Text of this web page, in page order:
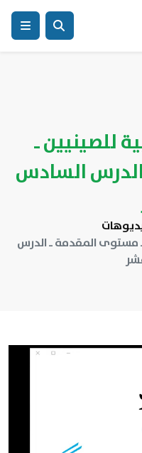
للصينيين ـ
السادس
ـ مستوى المقدمة ـ الدرس